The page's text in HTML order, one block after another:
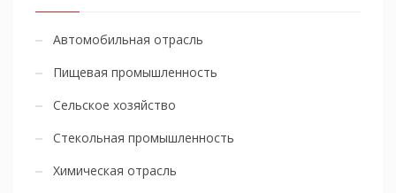
Автомобильная отрасль
Пищевая промышленность
Сельское хозяйство
Стекольная промышленность
Химическая отрасль